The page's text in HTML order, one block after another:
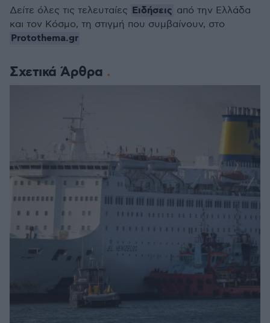
Σχετικά Άρθρα
Δείτε όλες τις τελευταίες Ειδήσεις από την Ελλάδα
και τον Κόσμο, τη στιγμή που συμβαίνουν, στο
Protothema.gr